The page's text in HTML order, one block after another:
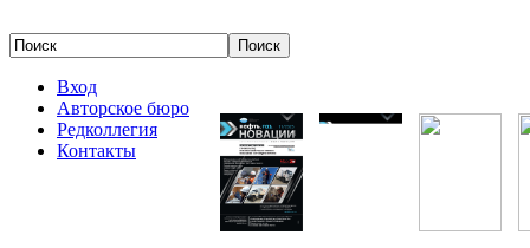
Вход
Авторское бюро
Редколлегия
Контакты